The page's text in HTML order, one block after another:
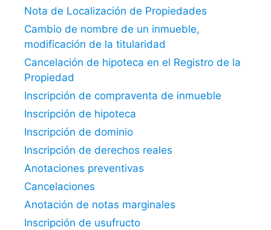
Nota de Localización de Propiedades
Cambio de nombre de un inmueble,
modificación de la titularidad
Cancelación de hipoteca en el Registro de la
Propiedad
Inscripción de compraventa de inmueble
Inscripción de hipoteca
Inscripción de dominio
Inscripción de derechos reales
Anotaciones preventivas
Cancelaciones
Anotación de notas marginales
Inscripción de usufructo